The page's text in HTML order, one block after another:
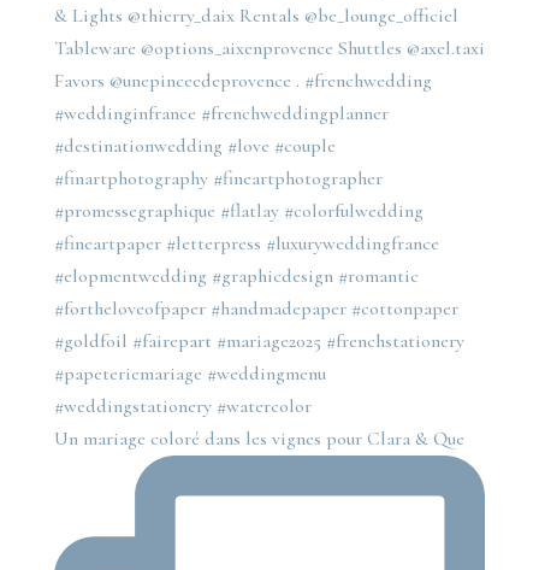
Un mariage coloré dans les vignes pour Clara & Que